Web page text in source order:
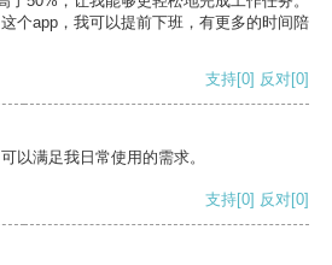
个app，我可以提前下班，有更多的时间陪
支持[0] 反对[0]
以满足我日常使用的需求。
支持[0] 反对[0]